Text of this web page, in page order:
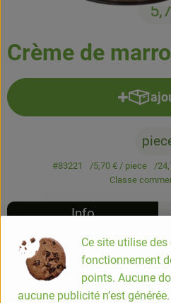
Crème de
#83221 5,70 €/ piece
Classe
Info
Info
Concoctée avec de beaux
Ce site utilise
fonctionnement
points. Aucune
aucune publicité n’est générée.